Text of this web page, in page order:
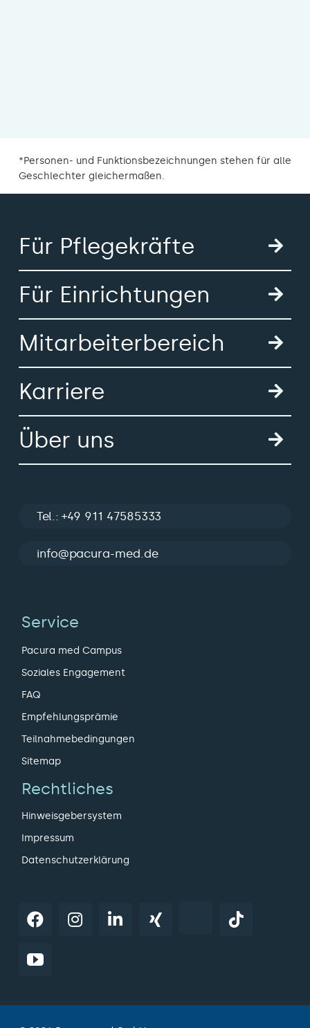
*Personen- und Funktionsbezeichnungen stehen für alle
Geschlechter gleichermaßen.
Für Pflegekräfte
Für Einrichtungen
Mitarbeiterbereich
Karriere
Über uns
Tel.: +49 911 47585333
info@pacura-med.de
Service
Pacura med Campus
Soziales Engagement
FAQ
Empfehlungsprämie
Teilnahmebedingungen
Sitemap
Rechtliches
Hinweisgebersystem
Impressum
Datenschutzerklärung